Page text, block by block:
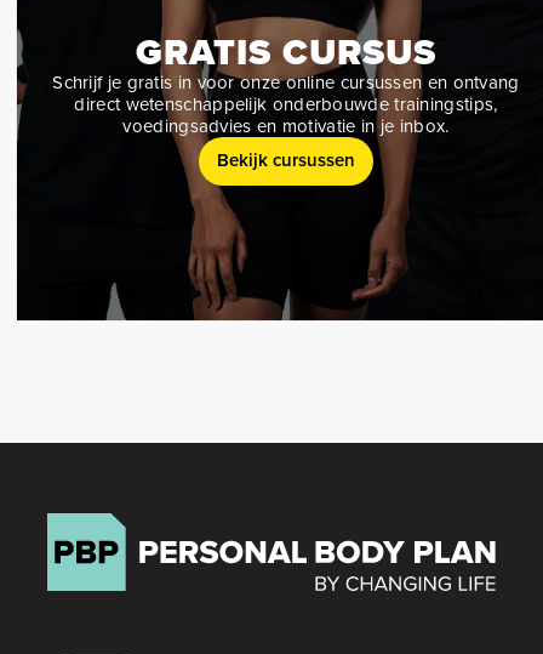
GRATIS CURSUS
Schrijf je gratis in voor onze online cursussen en ontvang
direct wetenschappelijk onderbouwde trainingstips,
voedingsadvies en motivatie in je inbox.
Bekijk cursussen